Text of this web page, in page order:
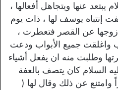
عنها ويتجاهل أفعالها ،
إنتباه يوسف لها ، ذات يوم
زوجها عن القصر فتعطرت ،
واغلقت جميع الأبواب ودعت
وطلبت منه ان يفعل أشياء
السلام كان يتصف بالعفة
وامتنع عن ذلك وقال لها (